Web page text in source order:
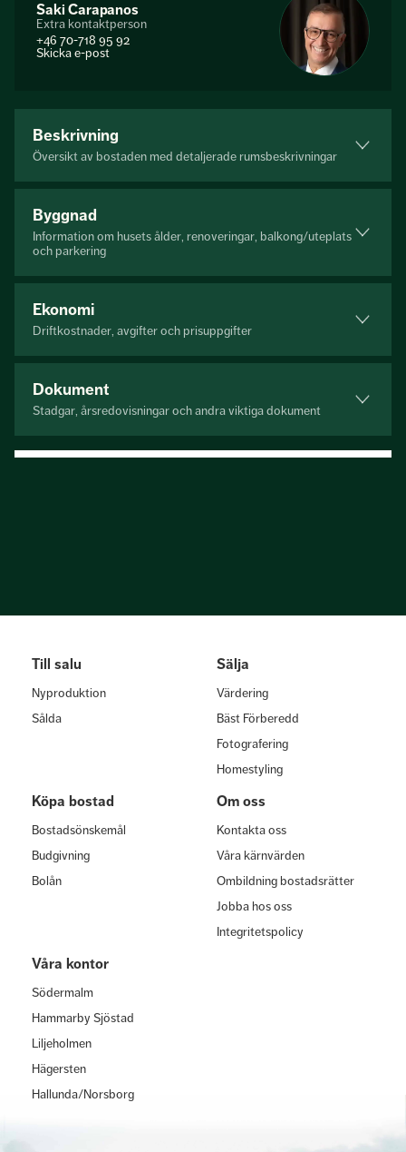
Saki Carapanos
Extra kontaktperson
+46 70-718 95 92
Skicka e-post
Beskrivning
Översikt av bostaden med detaljerade rumsbeskrivningar
Byggnad
Information om husets ålder, renoveringar, balkong/uteplats
och parkering
Ekonomi
Driftkostnader, avgifter och prisuppgifter
Dokument
Stadgar, årsredovisningar och andra viktiga dokument
Till salu
Nyproduktion
Sålda
Sälja
Värdering
Bäst Förberedd
Fotografering
Homestyling
Köpa bostad
Bostadsönskemål
Budgivning
Bolån
Om oss
Kontakta oss
Våra kärnvärden
Ombildning bostadsrätter
Jobba hos oss
Integritetspolicy
Våra kontor
Södermalm
Hammarby Sjöstad
Liljeholmen
Hägersten
Hallunda/Norsborg